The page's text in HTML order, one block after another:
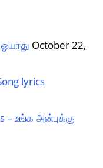
October 22,
lyrics
– உங்க அன்புக்கு